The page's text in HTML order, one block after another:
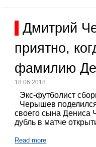
Дмитрий
приятно,
фамилию
18.06.2018
Экс-футболист
Черышев
своего сына
дубль в матче
Read more